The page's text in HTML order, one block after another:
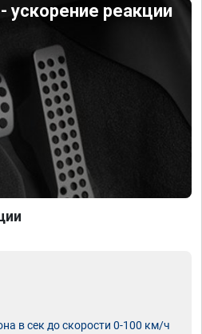
ускорение реакции
в сек до скорости 0-100 км/ч